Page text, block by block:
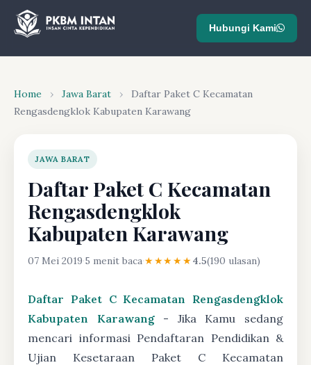
Hubungi Kami
Home › Jawa Barat ›
Daftar Paket C Kecamatan
Rengasdengklok Kabupaten Karawang
JAWA BARAT
Daftar Paket C Kecamatan
Rengasdengklok
Kabupaten Karawang
07 Mei 2019·5 menit baca·★★★★★4.5(190 ulasan)
Daftar Paket C Kecamatan Rengasdengklok
Kabupaten Karawang- Jika Kamu sedang
mencari informasi Pendaftaran Pendidikan &
Ujian Kesetaraan Paket C Kecamatan